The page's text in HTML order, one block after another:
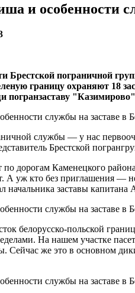
и особенности
Брестской пограничной
границу охраняют 18
погранзаставу
службы — у нас
Брестской
дорогам Каменецкого
А уж кто без приглашения —
заставы капитана
белорусско-польской
На нашем участке
Сейчас же это в основном